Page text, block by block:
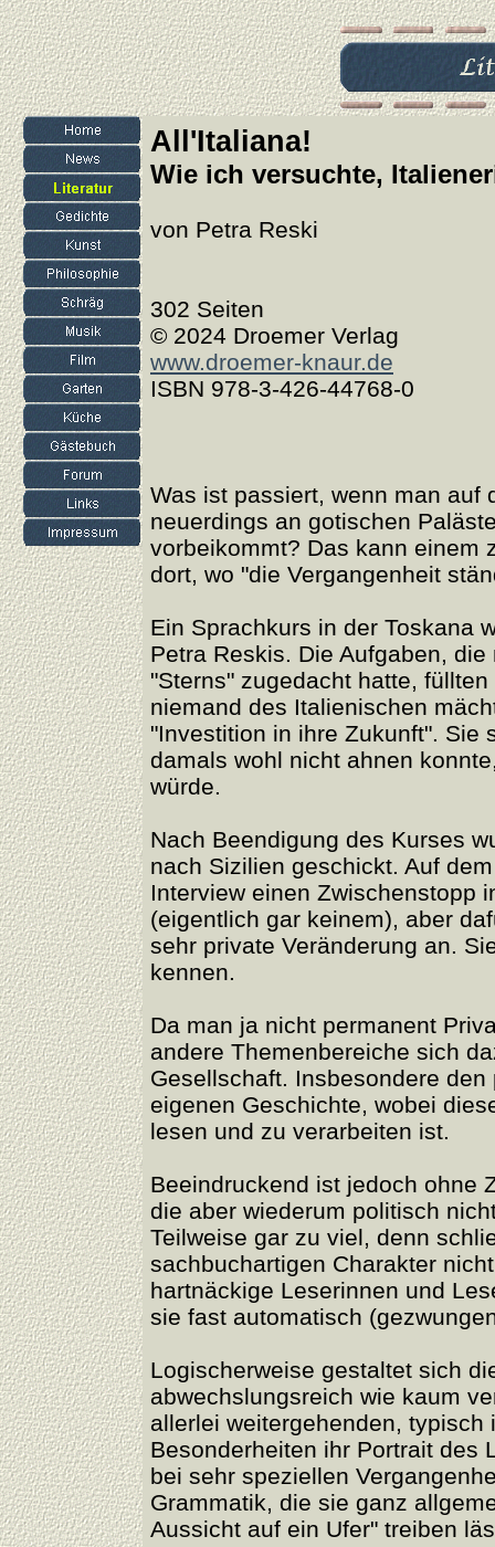
All'Italiana!
Wie ich versuchte,
von Petra Reski
302 Seiten
© 2024 Droemer Verlag
www.droemer-knaur.de
ISBN 978-3-426-44768-0
Was ist passiert, wenn man auf
neuerdings an gotischen
vorbeikommt? Das kann einem
dort, wo "die Vergangenheit
Ein Sprachkurs in der Toskana
Petra Reskis. Die Aufgaben,
"Sterns" zugedacht hatte,
niemand des Italienischen
"Investition in ihre Zukunft". Sie
damals wohl nicht ahnen
würde.
Nach Beendigung des Kurses
nach Sizilien geschickt. Auf
Interview einen Zwischenstopp
(eigentlich gar keinem), aber
sehr private Veränderung an.
kennen.
Da man ja nicht permanent
andere Themenbereiche sich
Gesellschaft. Insbesondere
eigenen Geschichte, wobei
lesen und zu verarbeiten ist.
Beeindruckend ist jedoch ohne
die aber wiederum politisch
Teilweise gar zu viel, denn
sachbuchartigen Charakter
hartnäckige Leserinnen und
sie fast automatisch
Logischerweise gestaltet sich
abwechslungsreich wie kaum
allerlei weitergehenden,
Besonderheiten ihr Portrait des
bei sehr speziellen
Grammatik, die sie ganz
Aussicht auf ein Ufer" treiben